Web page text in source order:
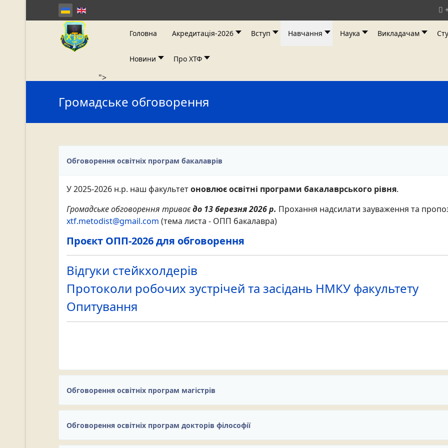
Головна Акредитація-2026 Вступ Навчання Наука Викладачам
Новини Про ХТФ
">
Громадське обговорення
Обговорення освітніх програм бакалаврів
У 2025-2026 н.р. наш факультетоновлює освітні програми бакалаврського рівня.
Громадське обговорення триваєдо 13 березня 2026 р. Прохання надсилати зауваження та
xtf.metodist@gmail.com (тема листа - ОПП бакалавра)
Проєкт ОПП-2026 для обговорення
Відгуки стейкхолдерів
Протоколи робочих зустрічей та засідань НМКУ факультету
Опитування
Обговорення освітніх програм магістрів
Обговорення освітніх програм докторів філософії